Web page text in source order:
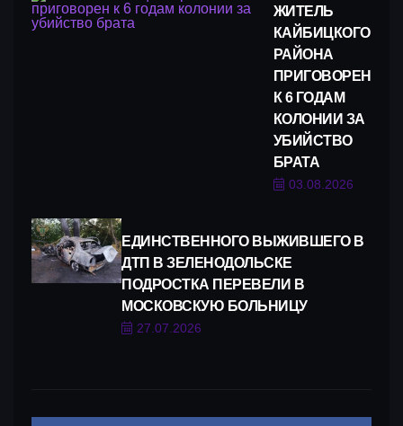
ЖИТЕЛЬ
КАЙБИЦКОГО
РАЙОНА
ПРИГОВОРЕН
К 6 ГОДАМ
КОЛОНИИ ЗА
УБИЙСТВО
БРАТА
03.08.2026
ЕДИНСТВЕННОГО ВЫЖИВШЕГО В
ДТП В ЗЕЛЕНОДОЛЬСКЕ
ПОДРОСТКА ПЕРЕВЕЛИ В
МОСКОВСКУЮ БОЛЬНИЦУ
27.07.2026